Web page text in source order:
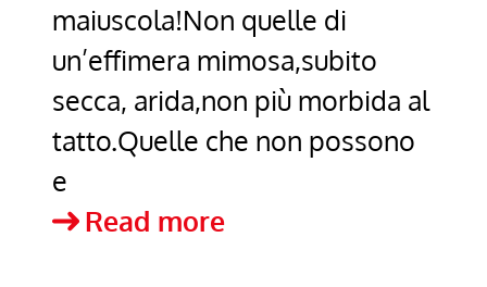
maiuscola!Non quelle di
un’effimera mimosa,subito
secca, arida,non più morbida al
tatto.Quelle che non possono
e
Read moreMimose